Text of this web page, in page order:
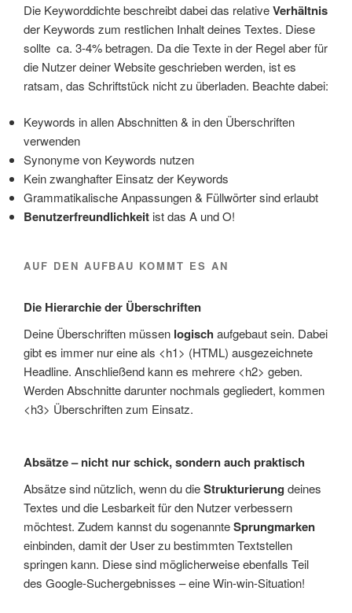
Die Keyworddichte beschreibt dabei das relativeVerhältnis
der Keywords zum restlichen Inhalt deines Textes. Diese
sollte ca. 3-4% betragen. Da die Texte in der Regel aber für
die Nutzer deiner Website geschrieben werden, ist es
ratsam, das Schriftstück nicht zu überladen. Beachte dabei:
Keywords in allen Abschnitten & in den Überschriften
verwenden
Synonyme von Keywords nutzen
Kein zwanghafter Einsatz der Keywords
Grammatikalische Anpassungen & Füllwörter sind erlaubt
Benutzerfreundlichkeit ist das A und O!
AUF DEN AUFBAU KOMMT ES AN
Die Hierarchie der Überschriften
Deine Überschriften müssen logisch aufgebaut sein. Dabei
gibt es immer nur eine als <h1> (HTML) ausgezeichnete
Headline. Anschließend kann es mehrere <h2> geben.
Werden Abschnitte darunter nochmals gegliedert, kommen
<h3> Überschriften zum Einsatz.
Absätze – nicht nur schick, sondern auch praktisch
Absätze sind nützlich, wenn du dieStrukturierung deines
Textes und die Lesbarkeit für den Nutzer verbessern
möchtest. Zudem kannst du sogenannteSprungmarken
einbinden, damit der User zu bestimmten Textstellen
springen kann. Diese sind möglicherweise ebenfalls Teil
des Google-Suchergebnisses – eine Win-win-Situation!